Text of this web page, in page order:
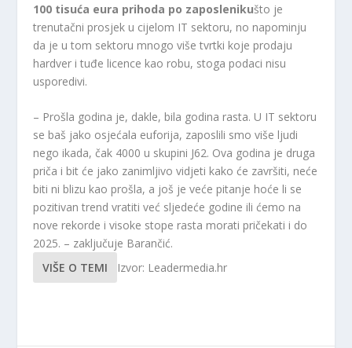
100 tisuća eura prihoda po zaposlenikušto je
trenutačni prosjek u cijelom IT sektoru, no napominju
da je u tom sektoru mnogo više tvrtki koje prodaju
hardver i tuđe licence kao robu, stoga podaci nisu
usporedivi.
– Prošla godina je, dakle, bila godina rasta. U IT sektoru
se baš jako osjećala euforija, zaposlili smo više ljudi
nego ikada, čak 4000 u skupini J62. Ova godina je druga
priča i bit će jako zanimljivo vidjeti kako će završiti, neće
biti ni blizu kao prošla, a još je veće pitanje hoće li se
pozitivan trend vratiti već sljedeće godine ili ćemo na
nove rekorde i visoke stope rasta morati pričekati i do
2025. – zaključuje Barančić.
VIŠE O TEMI
Izvor: Leadermedia.hr